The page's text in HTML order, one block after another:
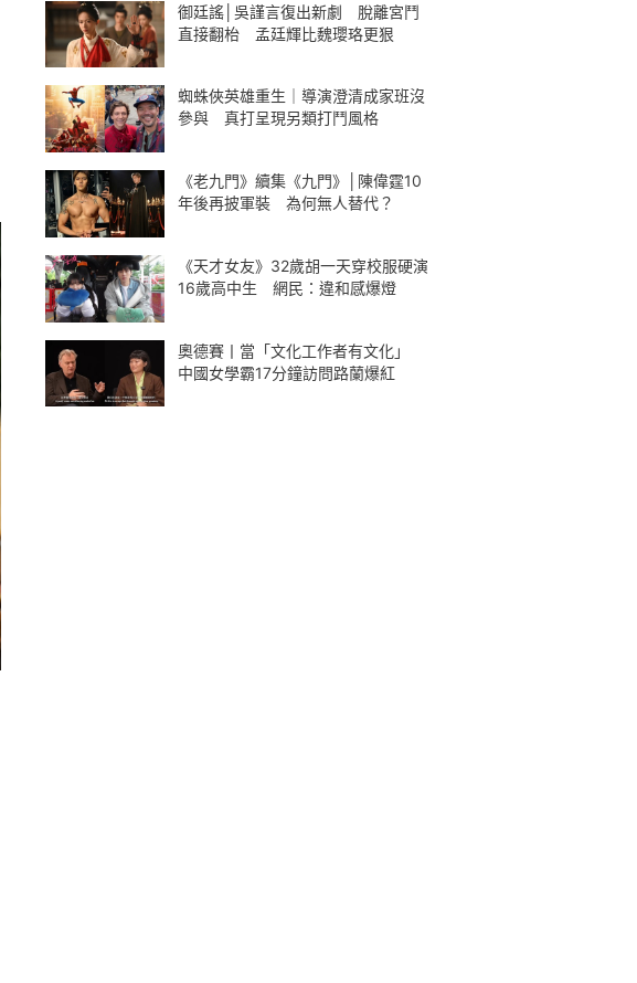
御廷謠│吳謹言復出新劇 脫離宮鬥
直接翻枱 孟廷輝比魏瓔珞更狠
蜘蛛俠英雄重生｜導演澄清成家班沒
參與 真打呈現另類打鬥風格
《老九門》續集《九門》│陳偉霆10
年後再披軍裝 為何無人替代？
《天才女友》32歲胡一天穿校服硬演
16歲高中生 網民：違和感爆燈
奧德賽丨當「文化工作者有文化」
中國女學霸17分鐘訪問路蘭爆紅